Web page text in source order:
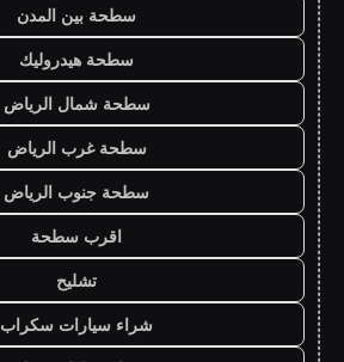
سطحة بين المدن
سطحة هيدروليك
سطحة شمال الرياض
سطحة غرب الرياض
سطحة جنوب الرياض
اقرب سطحة
تشليح
شراء سيارات سكراب